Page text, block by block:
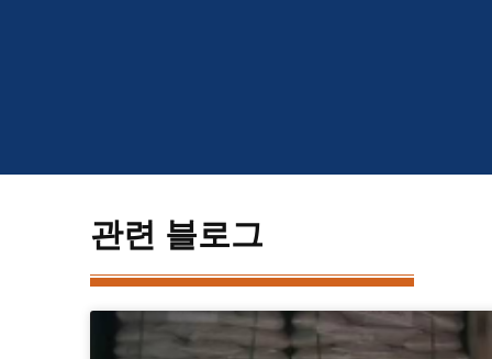
관련 블로그